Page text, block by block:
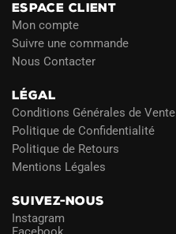
ESPACE CLIENT
Mon compte
Suivre une commande
Nous Contacter
LÉGAL
Conditions Générales de Vente
Politique de Confidentialité
Politique de Retours
Mentions Légales
SUIVEZ-NOUS
Instagram